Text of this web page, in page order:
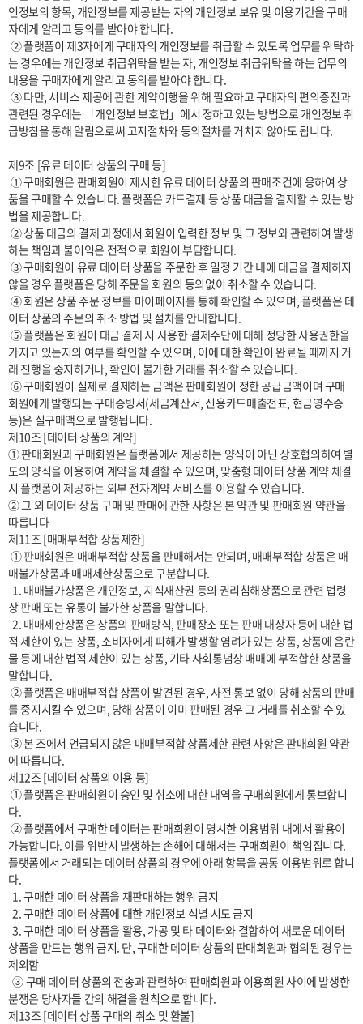
인정보의 항목, 개인정보를 제공받는 자의 개인정보 보유 및 이용기간을 구매
자에게 알리고 동의를 받아야 합니다.
는 경우에는 개인정보 취급위탁을 받는 자, 개인정보 취급위탁을 하는 업무의
내용을 구매자에게 알리고 동의를 받아야 합니다.
관련된 경우에는 「개인정보 보호법」에서 정하고 있는 방법으로 개인정보 취
급방침을 통해 알림으로써 고지절차와 동의절차를 거치지 않아도 됩니다.
제9조 [유료 데이터 상품의 구매 등]
품을 구매할 수 있습니다. 플랫폼은 카드결제 등 상품 대금을 결제할 수 있는 방
법을 제공합니다.
하는 책임과 불이익은 전적으로 회원이 부담합니다.
않을 경우 플랫폼은 당해 주문을 회원의 동의없이 취소할 수 있습니다.
이터 상품의 주문의 취소 방법 및 절차를 안내합니다.
가지고 있는지의 여부를 확인할 수 있으며, 이에 대한 확인이 완료될 때까지 거
래 진행을 중지하거나, 확인이 불가한 거래를 취소할 수 있습니다.
회원에게 발행되는 구매증빙서(세금계산서, 신용카드매출전표, 현금영수증
등)은 실구매액으로 발행됩니다.
제10조 [데이터 상품의 계약]
① 판매회원과 구매회원은 플랫폼에서 제공하는 양식이 아닌 상호협의하여 별
도의 양식을 이용하여 계약을 체결할 수 있으며, 맞춤형 데이터 상품 계약 체결
시 플랫폼이 제공하는 외부 전자계약 서비스를 이용할 수 있습니다.
② 그 외 데이터 상품 구매 및 판매에 관한 사항은 본 약관 및 판매회원 약관을
따릅니다
제11조 [매매부적합 상품제한]
매불가상품과 매매제한상품으로 구분합니다.
상 판매 또는 유통이 불가한 상품을 말합니다.
  2. 매매제한상품은 상품의 판매방식, 판매장소 또는 판매 대상자 등에 대한 법
적 제한이 있는 상품, 소비자에게 피해가 발생할 염려가 있는 상품, 상품에 음란
물 등에 대한 법적 제한이 있는 상품, 기타 사회통념상 매매에 부적합한 상품을
말합니다.
를 중지시킬 수 있으며, 당해 상품이 이미 판매된 경우 그 거래를 취소할 수 있
습니다.
에 따릅니다.
제12조 [데이터 상품의 이용 등]
다.
가능합니다. 이를 위반시 발생하는 손해에 대해서는 구매회원이 책임집니다.
플랫폼에서 거래되는 데이터 상품의 경우에 아래 항목을 공통 이용범위로 합니
다.
  2. 구매한 데이터 상품에 대한 개인정보 식별 시도 금지
  3. 구매한 데이터 상품을 활용, 가공 및 타 데이터와 결합하여 새로운 데이터
상품을 만드는 행위 금지. 단, 구매한 데이터 상품의 판매회원과 협의된 경우는
제외함
  ③ 구매 데이터 상품의 전송과 관련하여 판매회원과 이용회원 사이에 발생한
분쟁은 당사자들 간의 해결을 원칙으로 합니다.
제13조 [데이터 상품 구매의 취소 및 환불]